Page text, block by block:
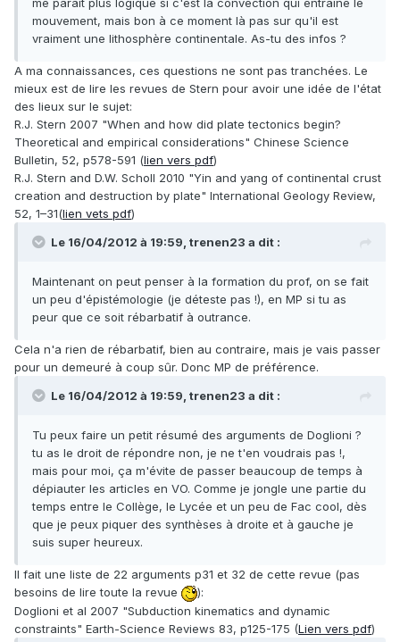
me parait plus logique si c'est la convection qui entraîne le
mouvement, mais bon à ce moment là pas sur qu'il est
vraiment une lithosphère continentale. As-tu des infos ?
A ma connaissances, ces questions ne sont pas tranchées. Le
mieux est de lire les revues de Stern pour avoir une idée de l'état
des lieux sur le sujet:
R.J. Stern 2007 "When and how did plate tectonics begin?
Theoretical and empirical considerations" Chinese Science
Bulletin, 52, p578-591 (lien vers pdf)
R.J. Stern and D.W. Scholl 2010 "Yin and yang of continental crust
creation and destruction by plate" International Geology Review,
52, 1–31(lien vets pdf)
Le 16/04/2012 à 19:59, trenen23 a dit :
Maintenant on peut penser à la formation du prof, on se fait
un peu d'épistémologie (je déteste pas !), en MP si tu as
peur que ce soit rébarbatif à outrance.
Cela n'a rien de rébarbatif, bien au contraire, mais je vais passer
pour un demeuré à coup sûr. Donc MP de préférence.
Le 16/04/2012 à 19:59, trenen23 a dit :
Tu peux faire un petit résumé des arguments de Doglioni ?
tu as le droit de répondre non, je ne t'en voudrais pas !,
mais pour moi, ça m'évite de passer beaucoup de temps à
dépiauter les articles en VO. Comme je jongle une partie du
temps entre le Collège, le Lycée et un peu de Fac cool, dès
que je peux piquer des synthèses à droite et à gauche je
suis super heureux.
Il fait une liste de 22 arguments p31 et 32 de cette revue (pas
besoins de lire toute la revue
):
Doglioni et al 2007 "Subduction kinematics and dynamic
constraints" Earth-Science Reviews 83, p125-175 (Lien vers pdf)